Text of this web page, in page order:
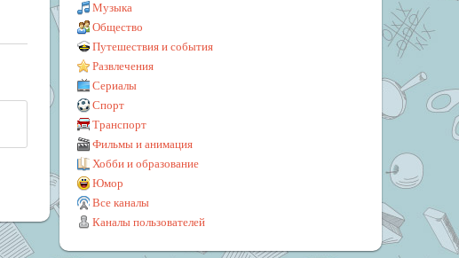
Музыка
Общество
Путешествия и события
Развлечения
Сериалы
Спорт
Транспорт
Фильмы и анимация
Хобби и образование
Юмор
Все каналы
Каналы пользователей